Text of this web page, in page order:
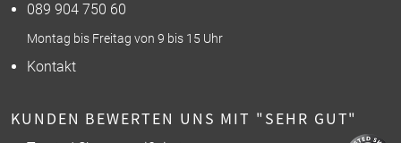
089 904 750 60
Montag bis Freitag von 9 bis 15 Uhr
Kontakt
KUNDEN BEWERTEN UNS MIT "SEHR GUT"